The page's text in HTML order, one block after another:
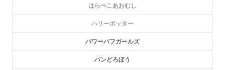
はらぺこあおむし
ハリーポッター
パワーパフガールズ
パンどろぼう